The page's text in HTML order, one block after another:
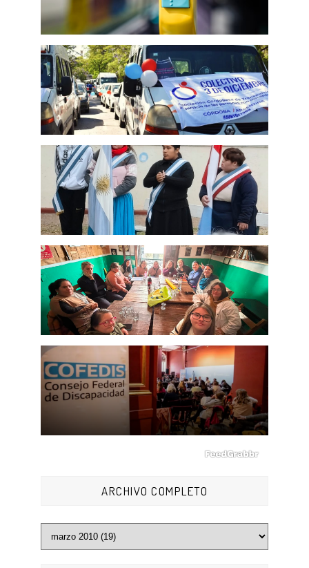
ARCHIVO COMPLETO